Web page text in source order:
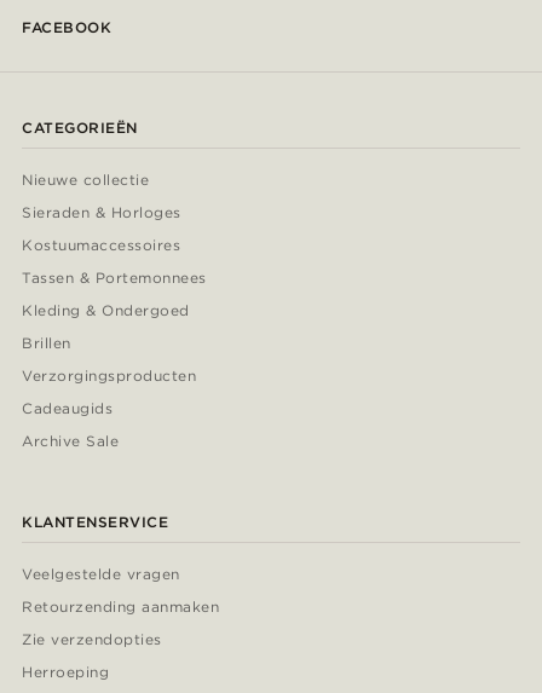
FACEBOOK
CATEGORIEËN
Nieuwe collectie
Sieraden & Horloges
Kostuumaccessoires
Tassen & Portemonnees
Kleding & Ondergoed
Brillen
Verzorgingsproducten
Cadeaugids
Archive Sale
KLANTENSERVICE
Veelgestelde vragen
Retourzending aanmaken
Zie verzendopties
Herroeping